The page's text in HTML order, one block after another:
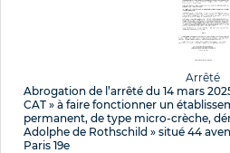
Arrêté
Abrogation de l’arrêté du 14 mars
CAT » à faire fonctionner un
permanent, de type micro-crèche,
Adolphe de Rothschild » situé 44
Paris 19e